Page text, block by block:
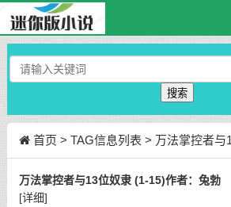
搜索
首页 > TAG信息列表 > 万法掌控者与
万法掌控者与13位奴隶 (1-15)作者：兔勃
[详细]